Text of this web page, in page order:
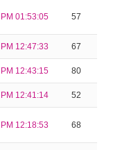
PM 01:53:05 57
PM 12:47:33 67
PM 12:43:15 80
PM 12:41:14 52
PM 12:18:53 68